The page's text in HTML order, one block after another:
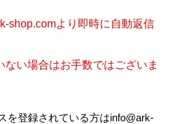
shop.comより即時に自動返信
ない場合はお手数ではございま
を登録されている方はinfo@ark-